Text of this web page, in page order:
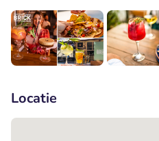
Locatie